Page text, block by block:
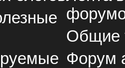
Общие
Форум